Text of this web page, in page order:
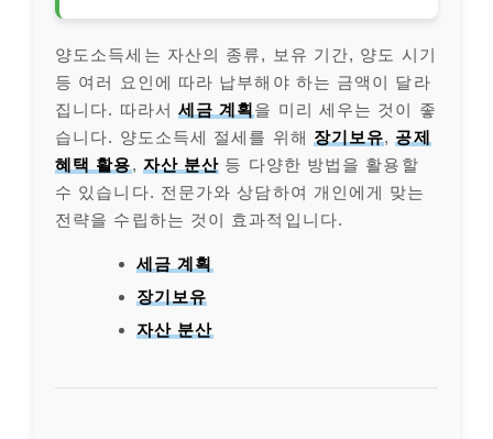
양도소득세는 자산의 종류, 보유 기간, 양도 시기
등 여러 요인에 따라 납부해야 하는 금액이 달라
집니다. 따라서 세금 계획 을 미리 세우는 것이 좋
습니다. 양도소득세 절세를 위해 장기보유, 공제
혜택 활용, 자산 분산 등 다양한 방법을 활용할
수 있습니다. 전문가와 상담하여 개인에게 맞는
전략을 수립하는 것이 효과적입니다.
세금 계획
장기보유
자산 분산